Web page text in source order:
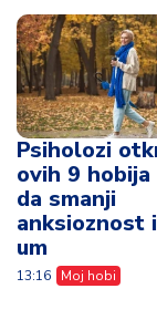
Psiholozi
ovih 9 hobija
da smanji
anksioznost
um
13:16 Moj hobi